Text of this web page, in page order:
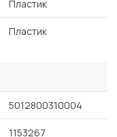
Пластик
Пластик
5012800310004
1153267